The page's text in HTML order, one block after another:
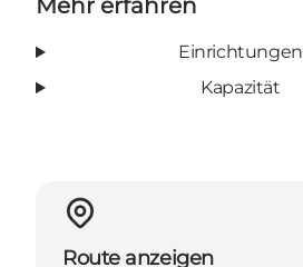
Mehr erfahren
Einrichtungen
Kapazität
Route anzeigen